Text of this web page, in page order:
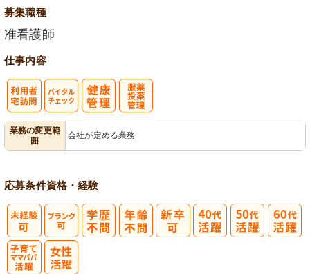
募集職種
准看護師
仕事内容
業務の変更範
囲
会社が定める業務
応募条件資格・経験